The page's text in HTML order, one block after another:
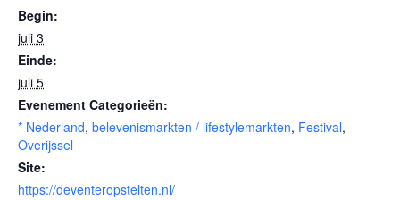
Begin:
juli 3
Einde:
juli 5
Evenement Categorieën:
* Nederland, belevenismarkten / lifestylemarkten, Festival,
Overijssel
Site:
https://deventeropstelten.nl/